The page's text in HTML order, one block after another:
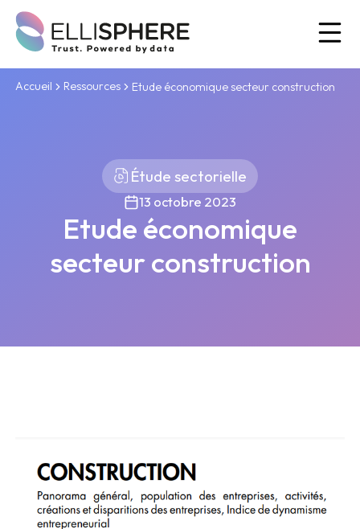
Accueil Ressources Etude économique secteur construction
Étude sectorielle
13 octobre 2023
Etude économique
secteur construction